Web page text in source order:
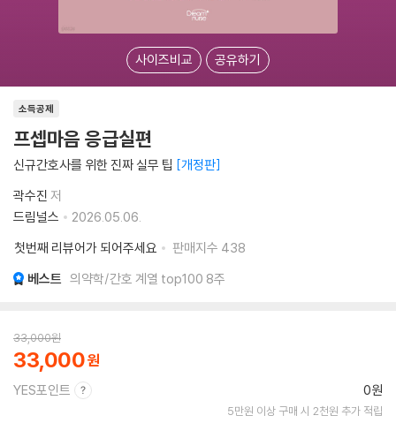
사이즈비교 공유하기
소득공제
프셉마음 응급실편
신규간호사를 위한 진짜 실무 팁 개정판
곽수진 저
드림널스
2026.05.06.
첫번째 리뷰어가 되어주세요
판매지수 438
베스트 의약학/간호 계열 top100 8주
33,000원
33,000
YES포인트 0원
5만원 이상 구매 시 2천원 추가 적립